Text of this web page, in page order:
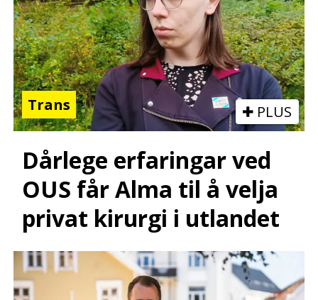
Trans PLUS
Dårlege erfaringar ved
OUS får Alma til å velja
privat kirurgi i utlandet